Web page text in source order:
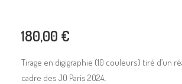
180,00 €
Tirage en digigraphie (10 couleurs) tiré d’un
cadre des JO Paris 2024.